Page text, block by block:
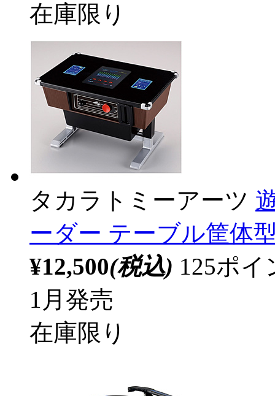
在庫限り
タカラトミーアーツ
ーダー テーブル筐体
¥12,500(税込) 125ポ
1月発売
在庫限り